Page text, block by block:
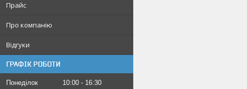
Прайс
Про компанію
Відгуки
ГРАФІК РОБОТИ
Понеділок 10:00
16:30